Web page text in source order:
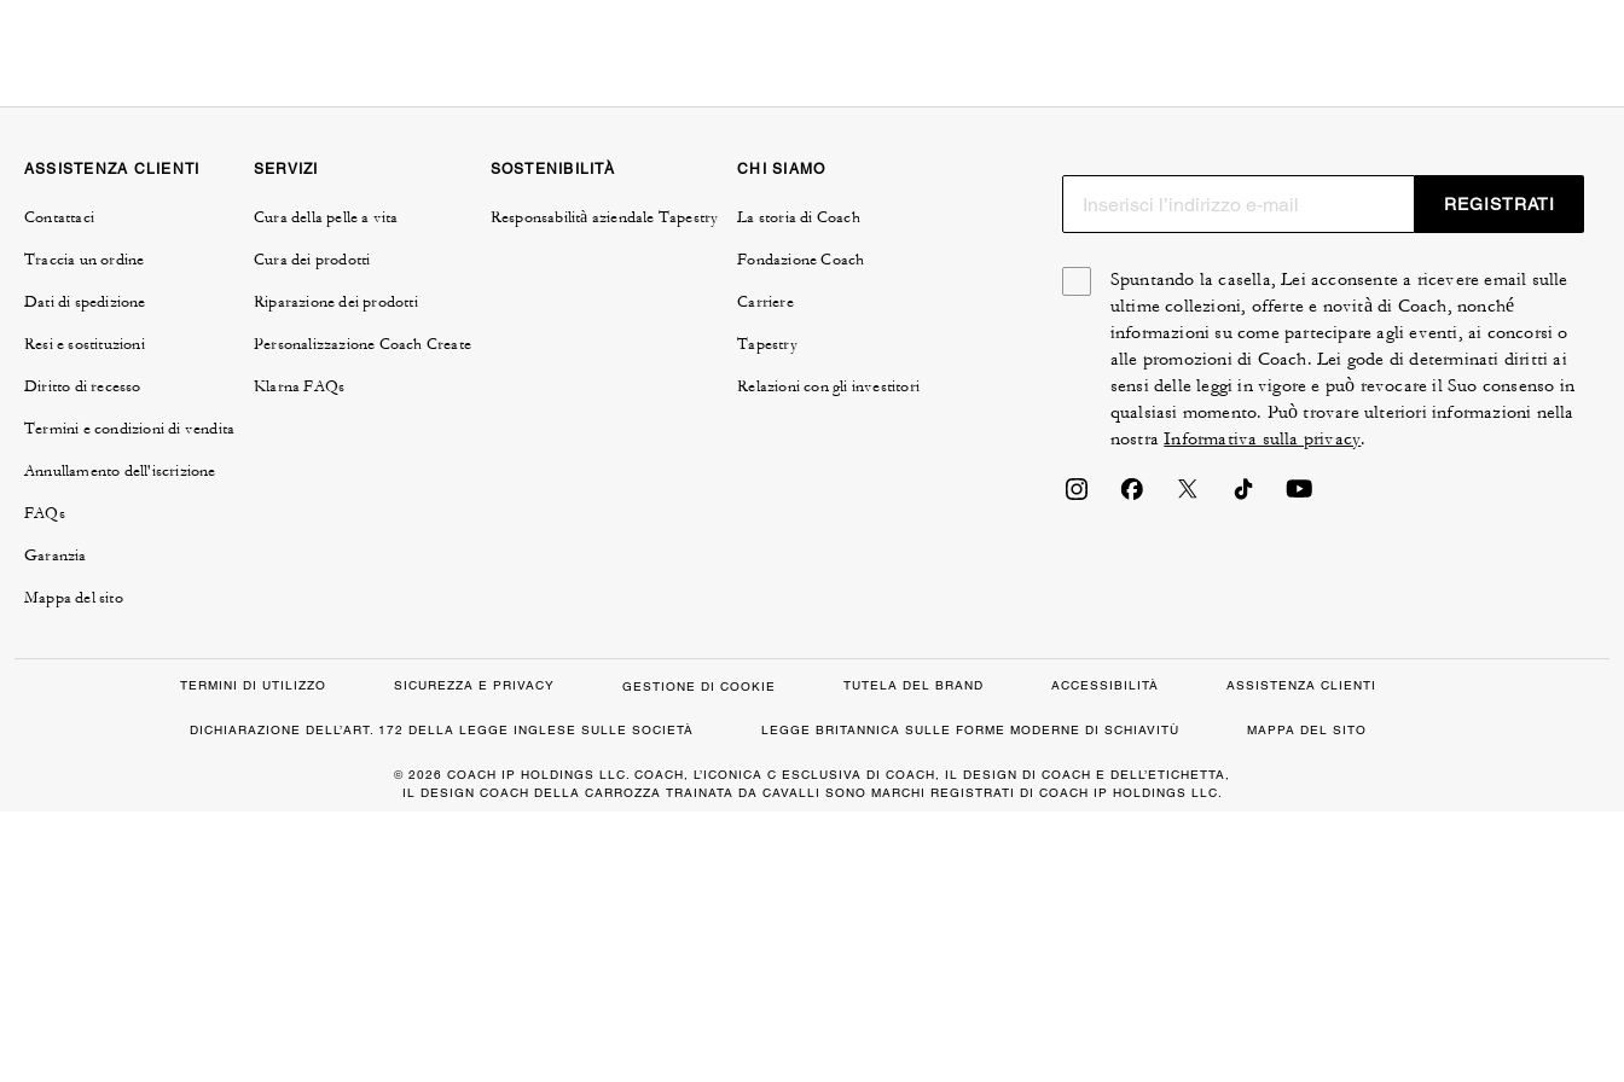
ASSISTENZA CLIENTI
Contattaci
Traccia un ordine
Dati di spedizione
Resi e sostituzioni
Diritto di recesso
Termini e condizioni di vendita
Annullamento dell'iscrizione
FAQs
Garanzia
Mappa del sito
SERVIZI
Cura della pelle a vita
Cura dei prodotti
Riparazione dei prodotti
Personalizzazione Coach Create
Klarna FAQs
SOSTENIBILITÀ
Responsabilità aziendale Tapestry
CHI SIAMO
La storia di Coach
Fondazione Coach
Carriere
Tapestry
Relazioni con gli investitori
REGISTRATI
Spuntando la casella, Lei acconsente a ricevere email sulle
ultime collezioni, offerte e novità di Coach, nonché
informazioni su come partecipare agli eventi, ai concorsi o
alle promozioni di Coach. Lei gode di determinati diritti ai
sensi delle leggi in vigore e può revocare il Suo consenso in
qualsiasi momento. Può trovare ulteriori informazioni nella
nostraInformativa sulla privacy.
TERMINI DI UTILIZZO SICUREZZA E PRIVACY GESTIONE DI COOKIE TUTELA DEL BRAND ACCESSIBILITÀ ASSISTENZA CLIENTI
DICHIARAZIONE DELL’ART. 172 DELLA LEGGE INGLESE SULLE SOCIETÀ LEGGE BRITANNICA SULLE FORME MODERNE DI SCHIAVITÙ MAPPA DEL SITO
© 2026 COACH IP HOLDINGS LLC. COACH, L’ICONICA C ESCLUSIVA DI COACH, IL DESIGN DI COACH E DELL’ETICHETTA,
IL DESIGN COACH DELLA CARROZZA TRAINATA DA CAVALLI SONO MARCHI REGISTRATI DI COACH IP HOLDINGS LLC.